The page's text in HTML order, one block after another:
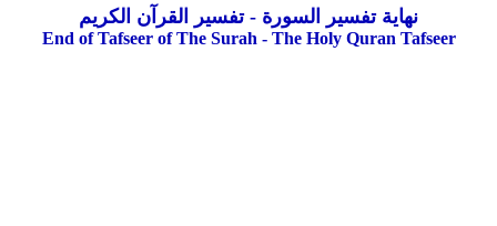
نهاية تفسير السورة - تفسير القرآن الكريم
End of Tafseer of The Surah - The Holy Quran Tafseer